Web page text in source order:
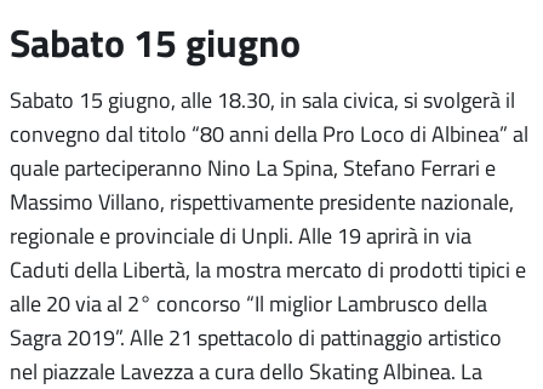
Sabato 15 giugno
Sabato 15 giugno, alle 18.30, in sala civica, si svolgerà il
convegno dal titolo “80 anni della Pro Loco di Albinea” al
quale parteciperanno Nino La Spina, Stefano Ferrari e
Massimo Villano, rispettivamente presidente nazionale,
regionale e provinciale di Unpli. Alle 19 aprirà in via
Caduti della Libertà, la mostra mercato di prodotti tipici e
alle 20 via al 2° concorso “Il miglior Lambrusco della
Sagra 2019”. Alle 21 spettacolo di pattinaggio artistico
nel piazzale Lavezza a cura dello Skating Albinea. La